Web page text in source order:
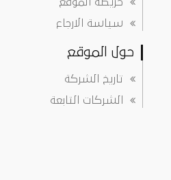
خريطة الموقع
سياسة الارجاع
حول الموقع
تاريخ الشركة
الشركات التابعة